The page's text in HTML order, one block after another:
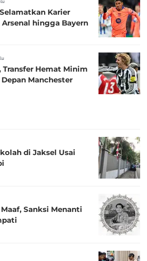
Karier
Arsenal hingga Bayern
Hemat Minim
Manchester
di Jaksel Usai
Sanksi Menanti